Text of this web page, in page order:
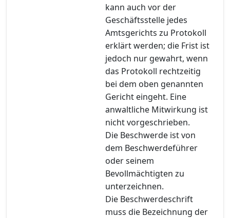
kann auch vor der
Geschäftsstelle jedes
Amtsgerichts zu Protokoll
erklärt werden; die Frist ist
jedoch nur gewahrt, wenn
das Protokoll rechtzeitig
bei dem oben genannten
Gericht eingeht. Eine
anwaltliche Mitwirkung ist
nicht vorgeschrieben.
Die Beschwerde ist von
dem Beschwerdeführer
oder seinem
Bevollmächtigten zu
unterzeichnen.
Die Beschwerdeschrift
muss die Bezeichnung der